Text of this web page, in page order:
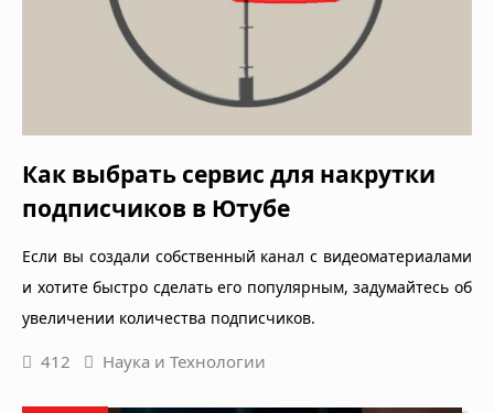
Как выбрать сервис для накрутки
подписчиков в Ютубе
Если вы создали собственный канал с видеоматериалами
и хотите быстро сделать его популярным, задумайтесь об
увеличении количества подписчиков.
412 Наука и Технологии